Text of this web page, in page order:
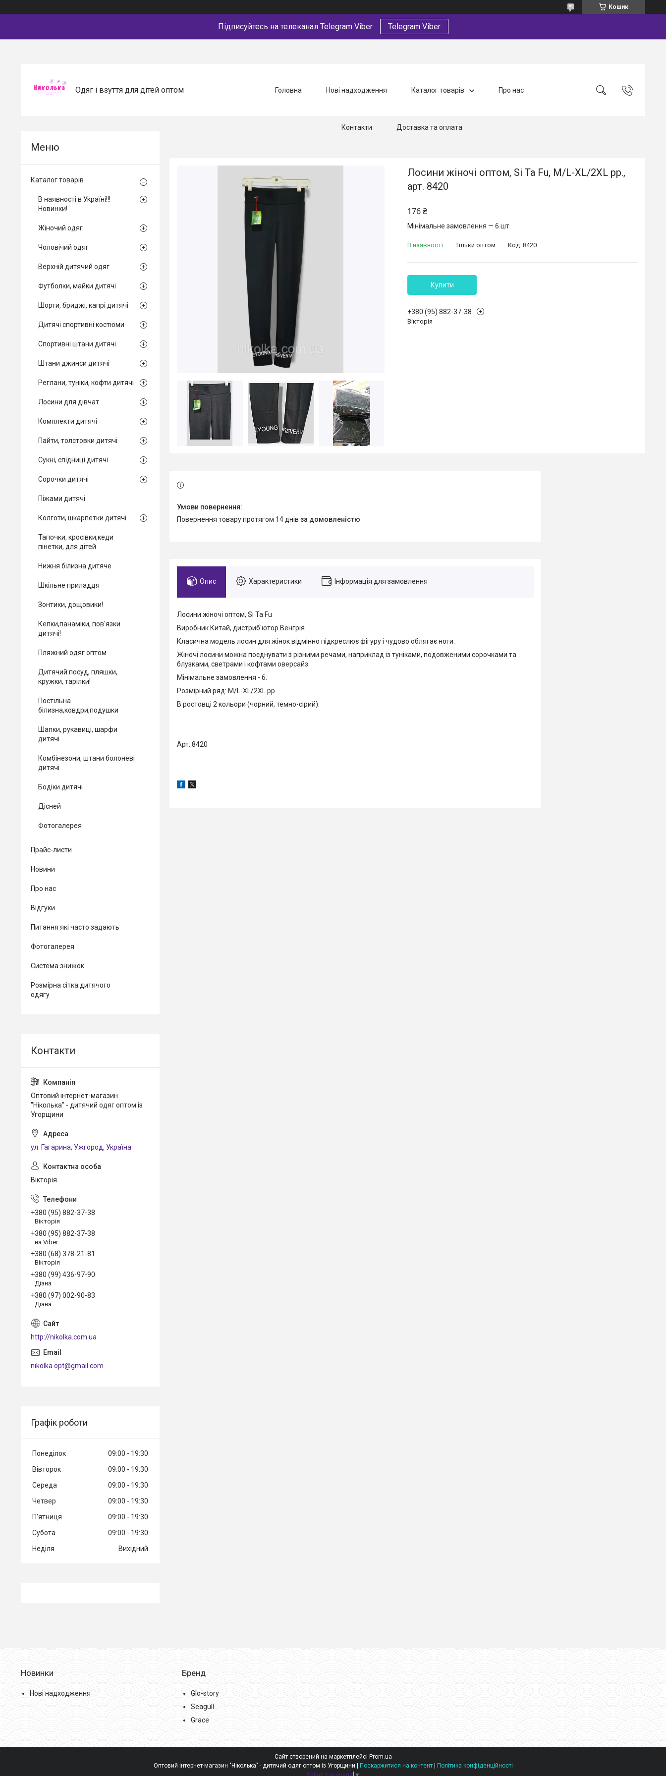
Кошик
Підписуйтесь на телеканал Telegram Viber Telegram Viber
Одяг і взуття для дітей оптом Головна Нові надходження Каталог товарів Про нас
Контакти Доставка та оплата
Лосини жіночі оптом, Si Ta Fu, M/L-XL/2XL рр.,
арт. 8420
176 ₴
Мінімальне замовлення — 6 шт.
В наявності Тільки оптом Код: 8420
Купити
+380 (95) 882-37-38
Вікторія
повернення товару протягом 14 днів за домовленістю
Опис Характеристики Інформація для замовлення
Лосини жіночі оптом, Si Ta Fu
Виробник Китай, дистриб'ютор Венгрія.
Класична модель лосин для жінок відмінно підкреслює фігуру і чудово облягає ноги.
Жіночі лосини можна поєднувати з різними речами, наприклад із туніками, подовженими сорочками та
блузками, светрами і кофтами оверсайз.
Мінімальне замовлення - 6.
Розмірний ряд: M/L-XL/2XL рр.
В ростовці 2 кольори (чорний, темно-сірий).
Арт. 8420
Каталог товарів
В наявності в Україні!!!
Новинки!
Жіночий одяг
Чоловічий одяг
Верхній дитячий одяг
Футболки, майки дитячі
Шорти, бриджі, капрі дитячі
Дитячі спортивні костюми
Спортивні штани дитячі
Штани джинси дитячі
Реглани, туніки, кофти дитячі
Лосини для дівчат
Комплекти дитячі
Пайти, толстовки дитячі
Сукні, спідниці дитячі
Сорочки дитячі
Піжами дитячі
Колготи, шкарпетки дитячі
Тапочки, кросівки,кеди
пінетки, для дітей
Нижня білизна дитяче
Шкільне приладдя
Зонтики, дощовики!
Кепки,панаміки, пов'язки
дитячі!
Пляжний одяг оптом
Дитячий посуд, пляшки,
кружки, тарілки!
Постільна
білизна,ковдри,подушки
Шапки, рукавиці, шарфи
дитячі
Комбінезони, штани болоневі
дитячі
Бодіки дитячі
Дісней
Фотогалерея
Прайс-листи
Новини
Про нас
Відгуки
Питання які часто задають
Фотогалерея
Система знижок
Розмірна сітка дитячого
одягу
Оптовий інтернет-магазин
"Ніколька" - дитячий одяг оптом із
Угорщини
ул. Гагарина, Ужгород, Україна
Вікторія
+380 (95) 882-37-38
Вікторія
+380 (95) 882-37-38
на Viber
+380 (68) 378-21-81
Вікторія
+380 (99) 436-97-90
Діана
+380 (97) 002-90-83
Діана
http://nikolka.com.ua
nikolka.opt@gmail.com
Графік роботи
Понеділок 09:00
19:30
Вівторок
09:00
19:30
Середа
09:00
19:30
Четвер
09:00
19:30
Пʼятниця
09:00
19:30
Субота
09:00
19:30
Неділя
Вихідний
Новинки
Нові надходження
Бренд
Glo-story
Seagull
Grace
Сайт створений на маркетплейсі Prom.ua
Поскаржитися на контент
Політика конфіденційності